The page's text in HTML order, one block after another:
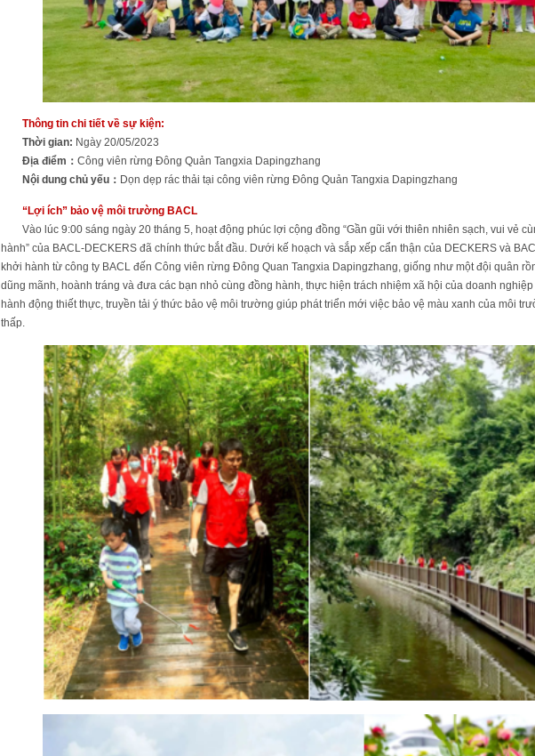
Thông tin chi tiết về sự kiện:
Thời gian: Ngày 20/05/2023
Địa điểm： Công viên rừng Đông Quản Tangxia Dapingzhang
Nội dung chủ yếu： Dọn dẹp rác thải tại công viên rừng Đông Quản Tangxia Dapingzhang
“Lợi ích” bảo vệ môi trường BACL
Vào lúc 9:00 sáng ngày 20 tháng 5, hoạt động phúc lợi cộng đồng “Gần gũi với thiên nhiên sạch, vui vẻ
hành” của BACL-DECKERS đã chính thức bắt đầu. Dưới kế hoạch và sắp xếp cẩn thận của DECKERS và
khởi hành từ công ty BACL đến Công viên rừng Đông Quan Tangxia Dapingzhang, giống như một đội quân
dũng mãnh, hoành tráng và đưa các bạn nhỏ cùng đồng hành, thực hiện trách nhiệm xã hội của doanh
hành động thiết thực, truyền tải ý thức bảo vệ môi trường giúp phát triển mới việc bảo vệ màu xanh của môi
thấp.